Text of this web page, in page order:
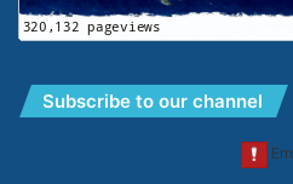
Subscribe to our channel